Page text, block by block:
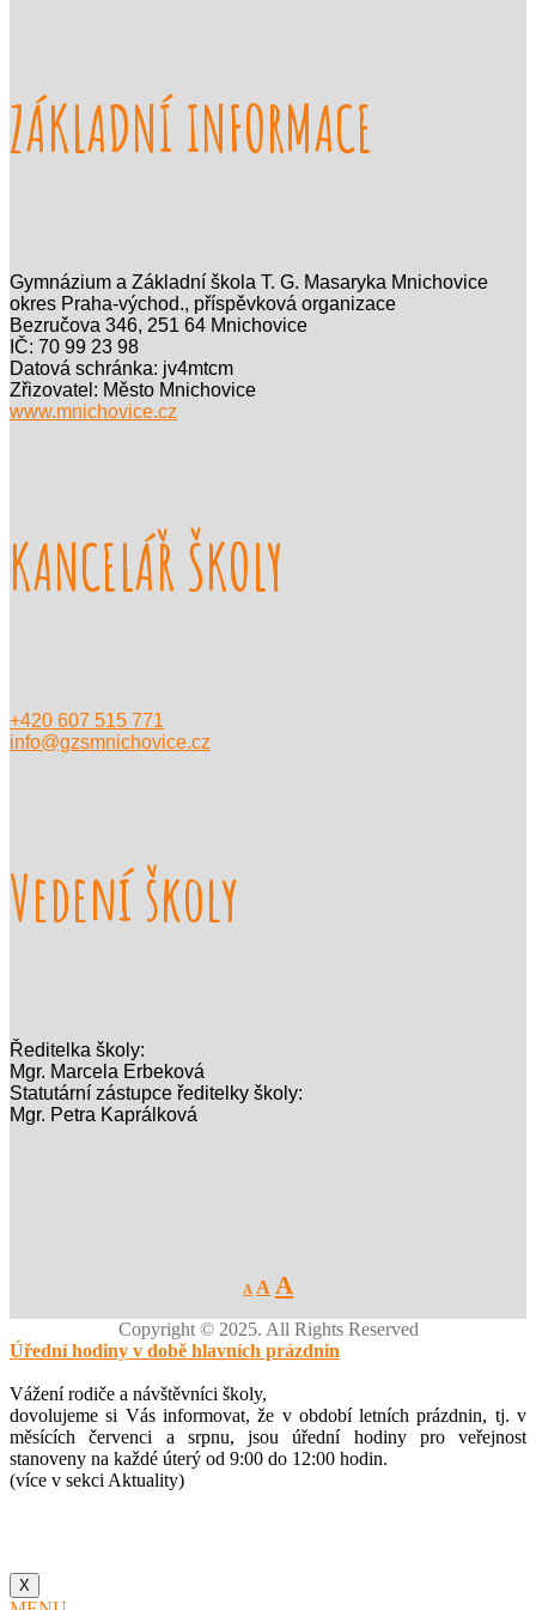
ZÁKLADNÍ INFORMACE
Gymnázium a Základní škola T. G. Masaryka Mnichovice
okres Praha-východ., příspěvková organizace
Bezručova 346, 251 64 Mnichovice
IČ: 70 99 23 98
Datová schránka: jv4mtcm
Zřizovatel: Město Mnichovice
www.mnichovice.cz
KANCELÁŘ ŠKOLY
+420 607 515 771
info@gzsmnichovice.cz
Vedení školy
Ředitelka školy:
Mgr. Marcela Erbeková
Statutární zástupce ředitelky školy:
Mgr. Petra Kaprálková
A
Decrease
font
A Reset
font
size.
A
font
size.
Copyright © 2025. All Rights Reserved
Úřední hodiny v době hlavních prázdnin
Vážení rodiče a návštěvníci školy,
dovolujeme si Vás informovat, že v období letních prázdnin, tj. v
měsících červenci a srpnu, jsou úřední hodiny pro veřejnost
stanoveny na každé úterý od 9:00 do 12:00 hodin.
(více v sekci Aktuality)
X